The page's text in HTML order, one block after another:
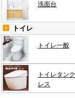
洗面台
トイレ
トイレ一般
トイレタンク
レス